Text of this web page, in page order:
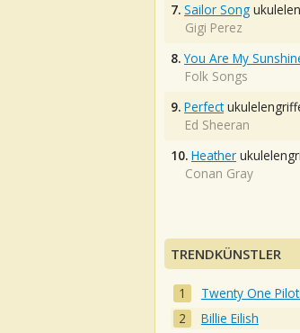
7. Sailor Song
Gigi Perez
8. You Are My
Folk Songs
9. Perfect
Ed Sheeran
10. Heather
Conan Gray
TRENDKÜNSTLER
Twenty One
Billie Eilish